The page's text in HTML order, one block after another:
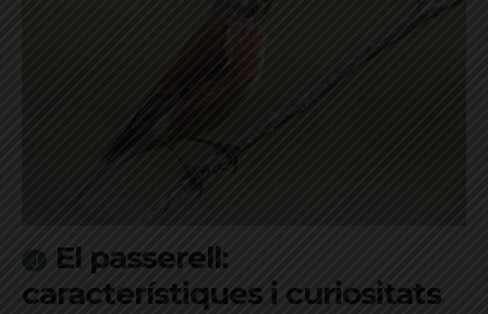
El passerell:
característiques i curiositats